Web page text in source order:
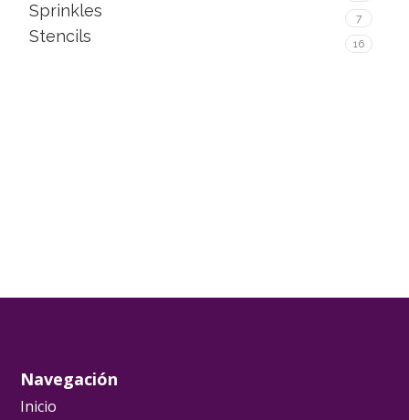
Sprinkles 7
Stencils 16
Navegación
Inicio